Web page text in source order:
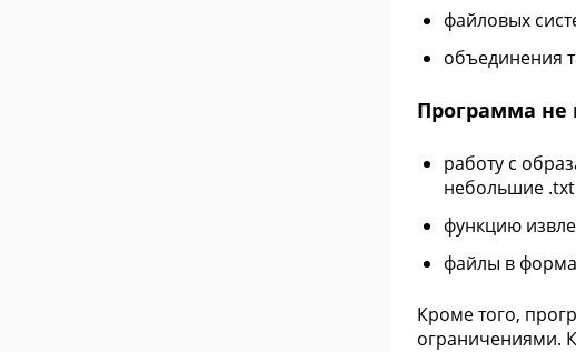
файловых
объединения
Программа не
работу с
небольшие
функцию
файлы в
Кроме того,
ограничениями.